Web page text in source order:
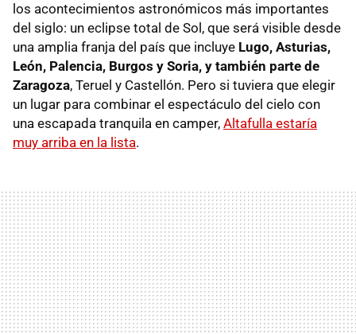
los acontecimientos astronómicos más importantes
del siglo: un eclipse total de Sol, que será visible desde
una amplia franja del país que incluye Lugo, Asturias,
León, Palencia, Burgos y Soria, y también parte de
Zaragoza, Teruel y Castellón. Pero si tuviera que elegir
un lugar para combinar el espectáculo del cielo con
una escapada tranquila en camper, Altafulla estaría
muy arriba en la lista.